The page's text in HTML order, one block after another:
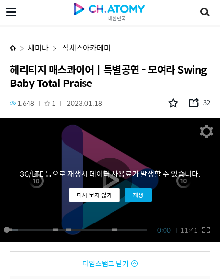
대한민국
세미나 석세스아카데미
헤리티지 매스콰이어ㅣ특별공연 - 모여라 Swing
Baby Total Praise
1,648 1 2023.01.18 32
0:00 11:41
3G/LTE 등으로 재생시 데이터 사용료가 발생할 수 있습니다.
다시 보지 않기 재생
타임스탬프 닫기